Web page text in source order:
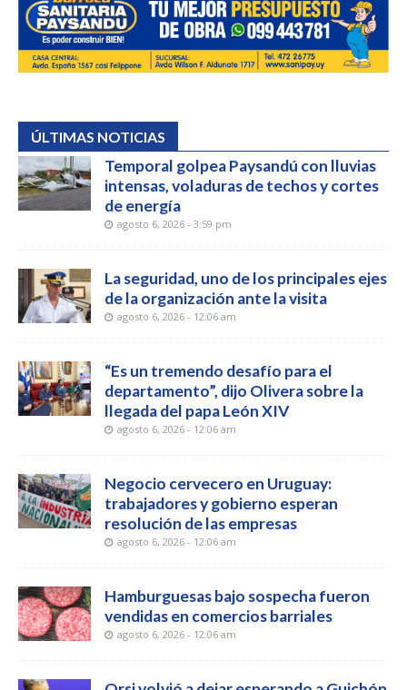
ÚLTIMAS NOTICIAS
Temporal golpea Paysandú con lluvias
intensas, voladuras de techos y cortes
de energía
agosto 6, 2026 - 3:59 pm
La seguridad, uno de los principales ejes
de la organización ante la visita
agosto 6, 2026 - 12:06 am
“Es un tremendo desafío para el
departamento”, dijo Olivera sobre la
llegada del papa León XIV
agosto 6, 2026 - 12:06 am
Negocio cervecero en Uruguay:
trabajadores y gobierno esperan
resolución de las empresas
agosto 6, 2026 - 12:06 am
Hamburguesas bajo sospecha fueron
vendidas en comercios barriales
agosto 6, 2026 - 12:06 am